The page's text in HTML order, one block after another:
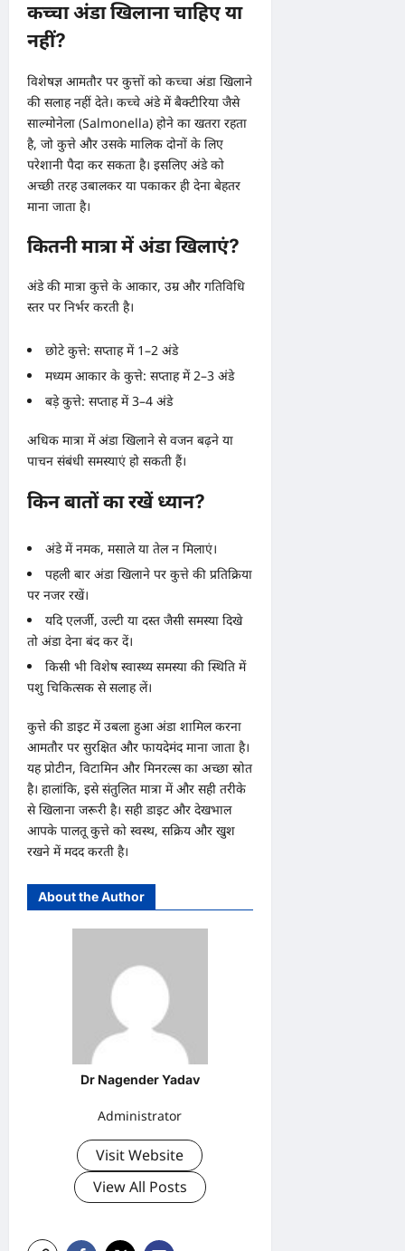
कच्चा अंडा खिलाना चाहिए या
नहीं?
विशेषज्ञ आमतौर पर कुत्तों को कच्चा अंडा खिलाने
की सलाह नहीं देते। कच्चे अंडे में बैक्टीरिया जैसे
साल्मोनेला (Salmonella) होने का खतरा रहता
है, जो कुत्ते और उसके मालिक दोनों के लिए
परेशानी पैदा कर सकता है। इसलिए अंडे को
अच्छी तरह उबालकर या पकाकर ही देना बेहतर
माना जाता है।
कितनी मात्रा में अंडा खिलाएं?
अंडे की मात्रा कुत्ते के आकार, उम्र और गतिविधि
स्तर पर निर्भर करती है।
छोटे कुत्ते: सप्ताह में 1–2 अंडे
मध्यम आकार के कुत्ते: सप्ताह में 2–3 अंडे
बड़े कुत्ते: सप्ताह में 3–4 अंडे
अधिक मात्रा में अंडा खिलाने से वजन बढ़ने या
पाचन संबंधी समस्याएं हो सकती हैं।
किन बातों का रखें ध्यान?
अंडे में नमक, मसाले या तेल न मिलाएं।
पहली बार अंडा खिलाने पर कुत्ते की प्रतिक्रिया
पर नजर रखें।
यदि एलर्जी, उल्टी या दस्त जैसी समस्या दिखे
तो अंडा देना बंद कर दें।
किसी भी विशेष स्वास्थ्य समस्या की स्थिति में
पशु चिकित्सक से सलाह लें।
कुत्ते की डाइट में उबला हुआ अंडा शामिल करना
आमतौर पर सुरक्षित और फायदेमंद माना जाता है।
यह प्रोटीन, विटामिन और मिनरल्स का अच्छा स्रोत
है। हालांकि, इसे संतुलित मात्रा में और सही तरीके
से खिलाना जरूरी है। सही डाइट और देखभाल
आपके पालतू कुत्ते को स्वस्थ, सक्रिय और खुश
रखने में मदद करती है।
About the Author
Dr Nagender Yadav
Administrator
Visit Website
View All Posts